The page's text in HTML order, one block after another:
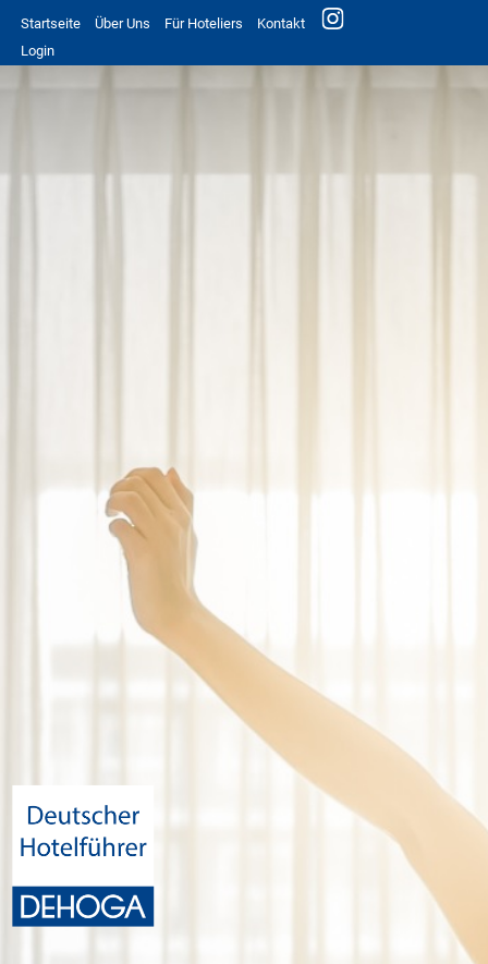
Startseite Über Uns Für Hoteliers
Kontakt
Login